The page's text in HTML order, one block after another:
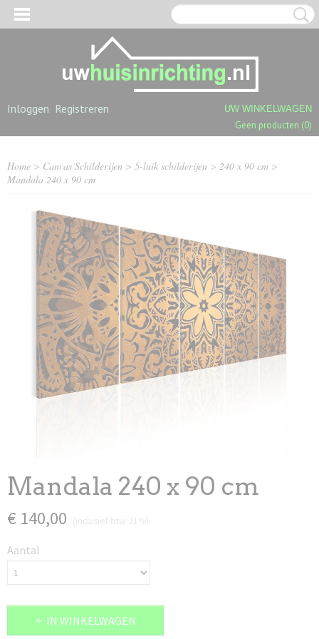
Inloggen Registreren UW WINKELWAGEN
Geen producten (0)
Home > Canvas Schilderijen > 5-luik schilderijen > 240 x 90 cm >
Mandala 240 x 90 cm
Mandala 240 x 90 cm
€ 140,00
Aantal
IN WINKELWAGEN
SHAGGY TAPIJTEN